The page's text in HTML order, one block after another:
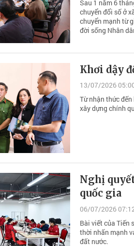
Sau 1 năm 6
chuyển đổi số ở
chuyển mạnh từ
đời sống Nhân
Khơi dậy
13/07/2026
Từ nhận thức
xây dựng chính
Nghị
quốc gia
06/07/2026
Bài viết của Tiến
thời nhấn mạnh
đất nước.